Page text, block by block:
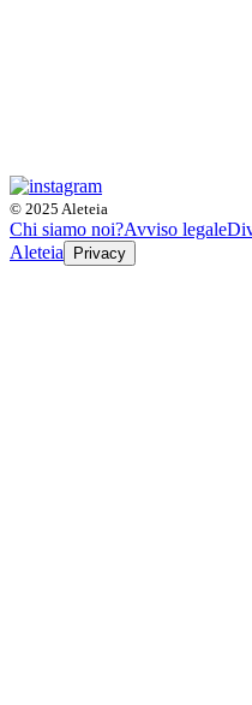
© 2025 Aleteia
Chi siamo noi?Avviso legale
Aleteia
Privacy